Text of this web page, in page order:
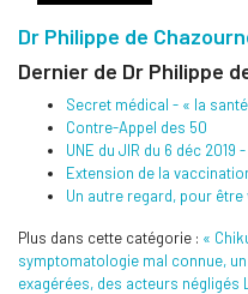
Dr Philippe de
Dernier de Dr Philippe
Secret médical - « la
Contre-Appel des 50
UNE du JIR du 6 déc
Extension de la
Un autre regard, pour
Plus dans cette catégorie : «
symptomatologie mal connue,
exagérées, des acteurs négligés